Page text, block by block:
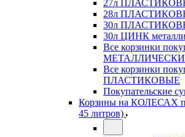
27л
28л
30л
30л ЦИНК
Все корзинки
Все корзинки
ПЛАСТИКОВЫЕ
Покупательские
Корзины на КОЛЕСАХ
45 литров)